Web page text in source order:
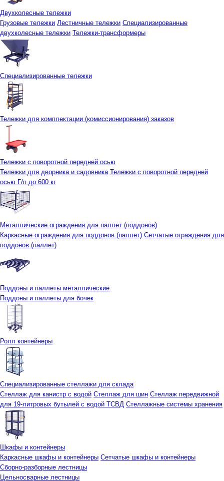
Двухколесные тележки
Грузовые тележки Лестничные тележки Специализированные
двухколесные тележки Тележки-трансформеры
Специализированные тележки
Тележки для комплектации (комиссионирования) заказов
Тележки с поворотной передней осью
Тележки для дворника и садовника Тележки с поворотной передней
осью Г/п до 600 кг
Металлические ограждения для паллет (поддонов)
Каркасные ограждения для поддонов (паллет) Сетчатые ограждения для
поддонов (паллет)
Поддоны и паллеты металлические
Поддоны и паллеты для бочек
Ролл контейнеры
Специализированные стеллажи для склада
Стеллаж для канистр с водой Стеллаж для шин Стеллаж передвижной
для 19-литровых бутылей с водой ТСВД Стеллажные системы хранения
Шкафы и контейнеры
Каркасные шкафы и контейнеры Сетчатые шкафы и контейнеры
Сборно-разборные лестницы
Цельносварные лестницы